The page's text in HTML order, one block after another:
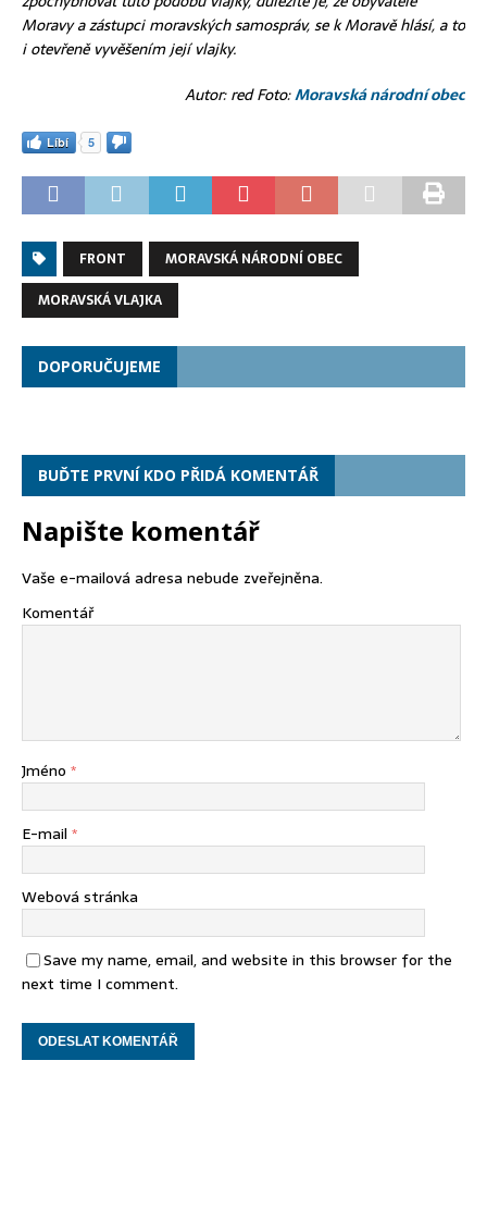
Moravy a zástupci moravských samospráv, se k Moravě hlásí, a to
i otevřeně vyvěšením její vlajky.
Autor: red Foto:Moravská národní obec
Líbí 5
FRONT
MORAVSKÁ NÁRODNÍ OBEC
MORAVSKÁ VLAJKA
DOPORUČUJEME
BUĎTE PRVNÍ KDO PŘIDÁ KOMENTÁŘ
Napište komentář
Vaše e-mailová adresa nebude zveřejněna.
Komentář
Jméno *
E-mail *
Webová stránka
Save my name, email, and website in this browser for the
next time I comment.